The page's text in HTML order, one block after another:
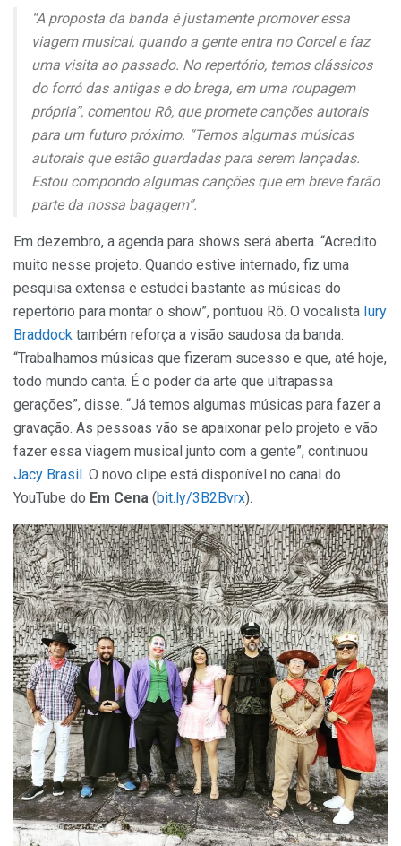
“A proposta da banda é justamente promover essa
viagem musical, quando a gente entra no Corcel e faz
uma visita ao passado. No repertório, temos clássicos
do forró das antigas e do brega, em uma roupagem
própria”, comentou Rô, que promete canções autorais
para um futuro próximo. “Temos algumas músicas
autorais que estão guardadas para serem lançadas.
Estou compondo algumas canções que em breve farão
parte da nossa bagagem”.
Em dezembro, a agenda para shows será aberta. “Acredito
muito nesse projeto. Quando estive internado, fiz uma
pesquisa extensa e estudei bastante as músicas do
repertório para montar o show”, pontuou Rô. O vocalista Iury
Braddock também reforça a visão saudosa da banda.
“Trabalhamos músicas que fizeram sucesso e que, até hoje,
todo mundo canta. É o poder da arte que ultrapassa
gerações”, disse. “Já temos algumas músicas para fazer a
gravação. As pessoas vão se apaixonar pelo projeto e vão
fazer essa viagem musical junto com a gente”, continuou
Jacy Brasil. O novo clipe está disponível no canal do
YouTube do Em Cena (bit.ly/3B2Bvrx).